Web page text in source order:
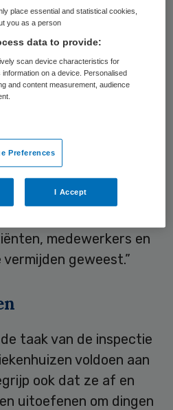
van ziekenhuizen die
aanzegging kregen hun
blijkt in de loop van de
er onterecht op
we dat de inspectie
had moeten doen
de aanzegging
te sluiten. Nu
al veel onnodige
aldus NVZ-
medewerkers en
geweest.”
taak van de inspectie
voldoen aan
ook dat ze af en
uitoefenen om dingen
place essential and statistical cookies,
you as a person
data to provide:
scan device characteristics for
on a device. Personalised
and content measurement, audience
Preferences
I Accept